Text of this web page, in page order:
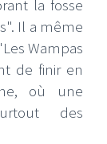
la fosse
Il a même
Wampas
de finir en
où une
des